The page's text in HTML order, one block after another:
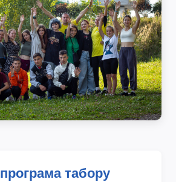
табору